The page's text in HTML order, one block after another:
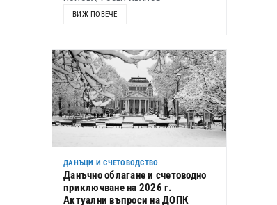
ВИЖ ПОВЕЧЕ
ДАНЪЦИ И СЧЕТОВОДСТВО
Данъчно облагане и счетоводно
приключване на 2026 г.
Актуални въпроси на ДОПК